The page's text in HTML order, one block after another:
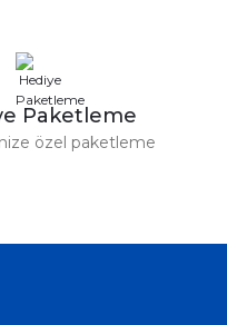
Paketleme
özel paketleme